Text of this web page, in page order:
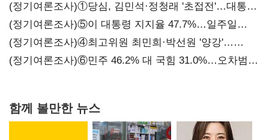
(정기여론조사)①당심, 김민석·정청래 '초접전'…대통령
지지도 '50% 아래로'(종합)
(정기여론조사)⑤이 대통령 지지율 47.7%…일주일
만에 다시 40%대
(정기여론조사)④최고위원 최민희·박선원 '양강'…
서미화·이성윤·임미애 뒤이어
(정기여론조사)⑥민주 46.2% 대 국힘 31.0%…오차범위
함께 볼만한 뉴스